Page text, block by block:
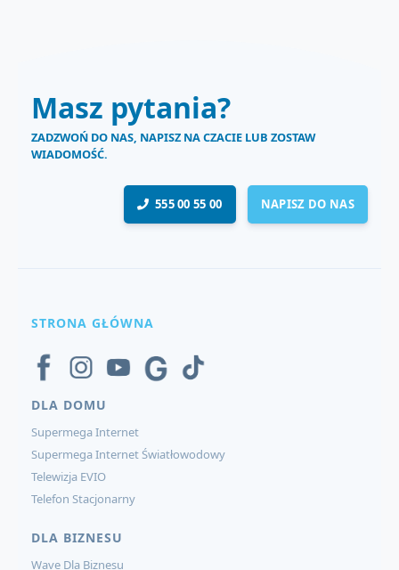
Masz pytania?
ZADZWOŃ DO NAS, NAPISZ NA CZACIE LUB ZOSTAW
WIADOMOŚĆ.
555 00 55 00 NAPISZ DO NAS
STRONA GŁÓWNA
DLA DOMU
Supermega Internet
Supermega Internet Światłowodowy
Telewizja EVIO
Telefon Stacjonarny
DLA BIZNESU
Wave Dla Biznesu